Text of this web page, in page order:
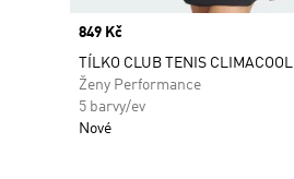
Price
849 Kč
TÍLKO CLUB TENIS CLIMACOOL
Ženy Performance
5 barvy/ev
Nové